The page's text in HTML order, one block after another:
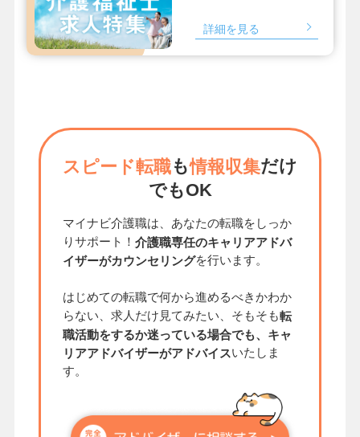
詳細を見る
スピード転職も情報収集だけ
でもOK
マイナビ介護職は、あなたの転職をしっか
りサポート！ 介護職専任のキャリアアドバ
イザーがカウンセリングを行います。
はじめての転職で何から進めるべきかわか
らない、求人だけ見てみたい、そもそも転
職活動をするか迷っている場合でも、キャ
リアアドバイザーがアドバイスいたしま
す。